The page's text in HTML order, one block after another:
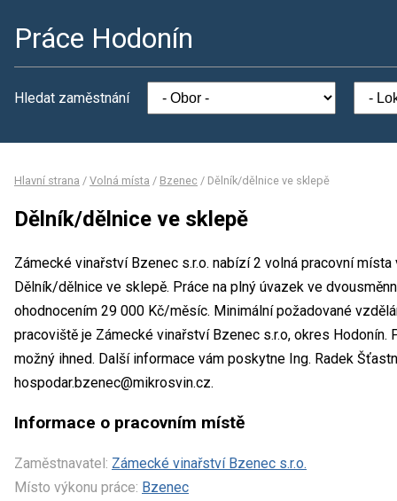
Práce Hodonín
Hledat zaměstnání
Hlavní strana / Volná místa / Bzenec / Dělník/dělnice ve sklepě
Dělník/dělnice ve sklepě
Zámecké vinařství Bzenec s.r.o. nabízí 2 volná pracovní
Dělník/dělnice ve sklepě. Práce na plný úvazek ve
ohodnocením 29 000 Kč/měsíc. Minimální požadované
pracoviště je Zámecké vinařství Bzenec s.r.o, okres
možný ihned. Další informace vám poskytne Ing. Radek
hospodar.bzenec@mikrosvin.cz.
Informace o pracovním místě
Zaměstnavatel: Zámecké vinařství Bzenec s.r.o.
Místo výkonu práce: Bzenec